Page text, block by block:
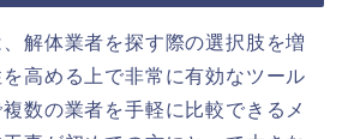
解体業者を探す際の選択肢を増
高める上で非常に有効なツール
複数の業者を手軽に比較できるメ